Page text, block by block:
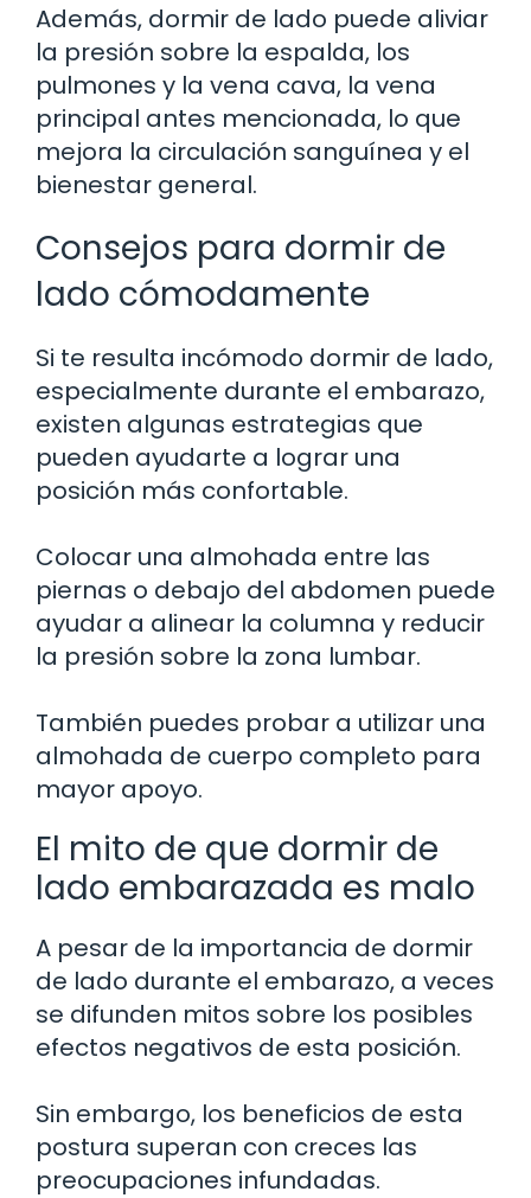
Además, dormir de lado puede aliviar
la presión sobre la espalda, los
pulmones y la vena cava, la vena
principal antes mencionada, lo que
mejora la circulación sanguínea y el
bienestar general.
Consejos para dormir de
lado cómodamente
Si te resulta incómodo dormir de lado,
especialmente durante el embarazo,
existen algunas estrategias que
pueden ayudarte a lograr una
posición más confortable.
Colocar una almohada entre las
piernas o debajo del abdomen puede
ayudar a alinear la columna y reducir
la presión sobre la zona lumbar.
También puedes probar a utilizar una
almohada de cuerpo completo para
mayor apoyo.
El mito de que dormir de
lado embarazada es malo
A pesar de la importancia de dormir
de lado durante el embarazo, a veces
se difunden mitos sobre los posibles
efectos negativos de esta posición.
Sin embargo, los beneficios de esta
postura superan con creces las
preocupaciones infundadas.